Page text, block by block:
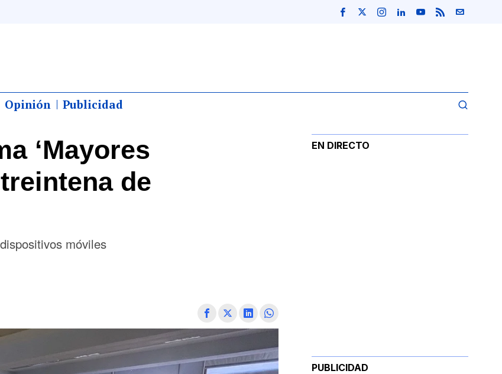
Opinión Publicidad
‘Mayores
de
móviles
EN DIRECTO
PUBLICIDAD